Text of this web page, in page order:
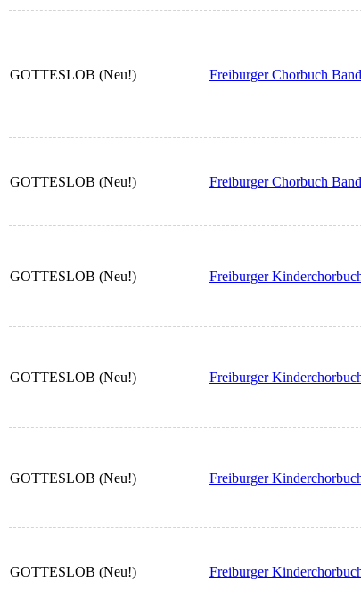
GOTTESLOB (Neu!) Freiburger Chorbuch
GOTTESLOB (Neu!) Freiburger Chorbuch
GOTTESLOB (Neu!) Freiburger
GOTTESLOB (Neu!) Freiburger
GOTTESLOB (Neu!) Freiburger
GOTTESLOB (Neu!) Freiburger